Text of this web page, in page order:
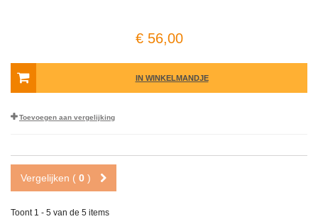
€ 56,00
IN WINKELMANDJE
Toevoegen aan vergelijking
Vergelijken ( 0 )
Toont 1 - 5 van de 5 items